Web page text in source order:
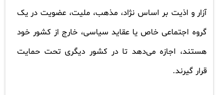
آزار و اذیت بر اساس نژاد، مذهب، ملیت، عضویت در یک
گروه اجتماعی خاص یا عقاید سیاسی، خارج از کشور خود
هستند، اجازه می‌دهد تا در کشور دیگری تحت حمایت
قرار گیرند.